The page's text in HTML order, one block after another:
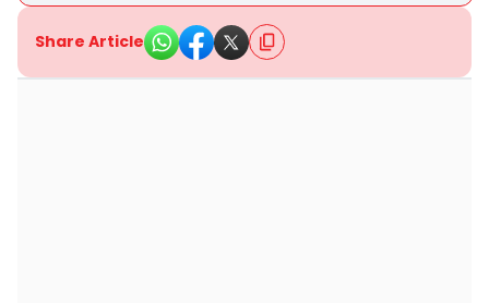
Share Article